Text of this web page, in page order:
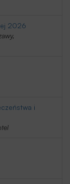
2026
i